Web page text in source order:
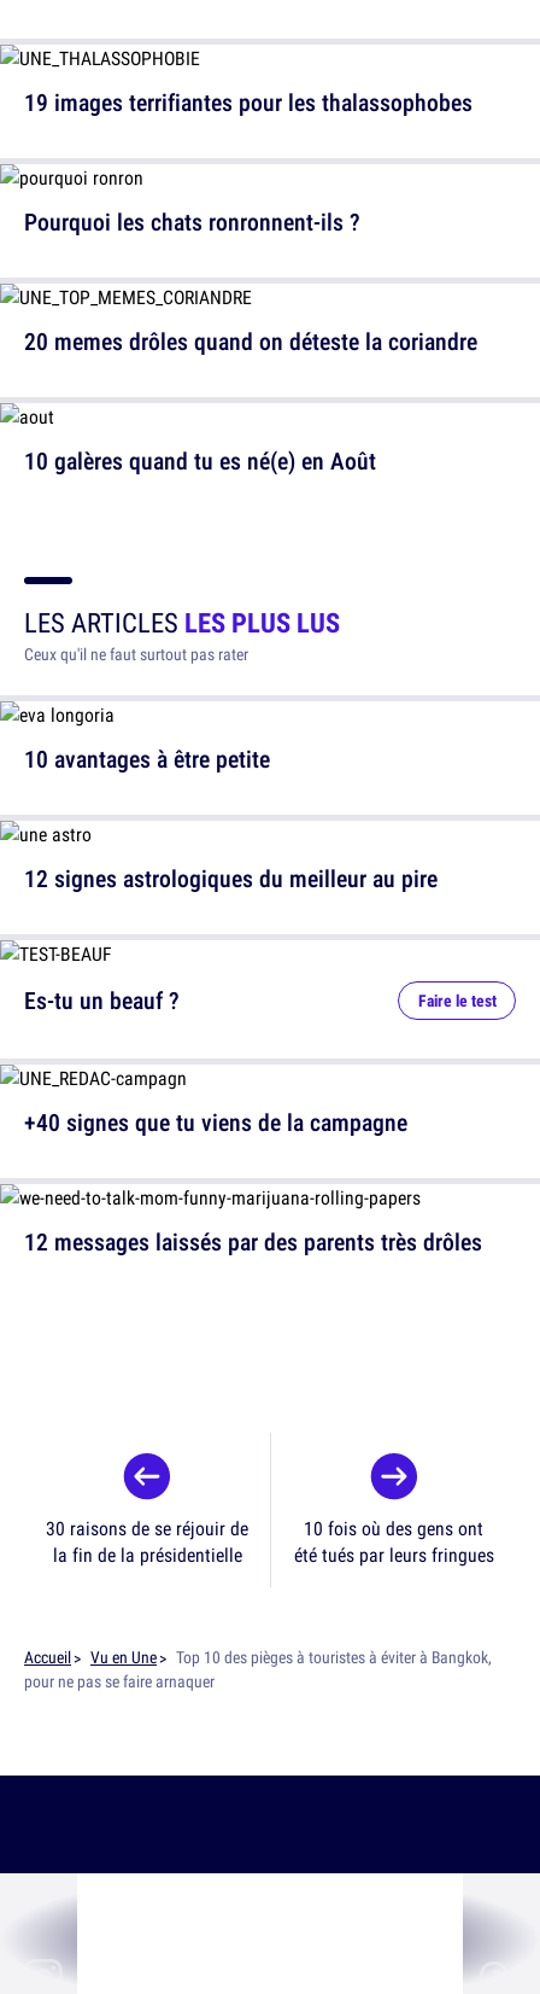
19 images terrifiantes pour les thalassophobes
20 memes drôles quand on déteste la coriandre
Pourquoi les chats ronronnent-ils ?
10 galères quand tu es né(e) en Août
LES ARTICLES LES PLUS LUS
Ceux qu'il ne faut surtout pas rater
10 avantages à être petite
12 signes astrologiques du meilleur au pire
12 messages laissés par des parents très drôles
Es-tu un beauf ? Faire le test
+40 signes que tu viens de la campagne
30 raisons de se réjouir de
la fin de la présidentielle
10 fois où des gens ont
été tués par leurs fringues
Accueil Vu en Une
Top 10 des pièges à touristes à éviter à Bangkok,
pour ne pas se faire arnaquer